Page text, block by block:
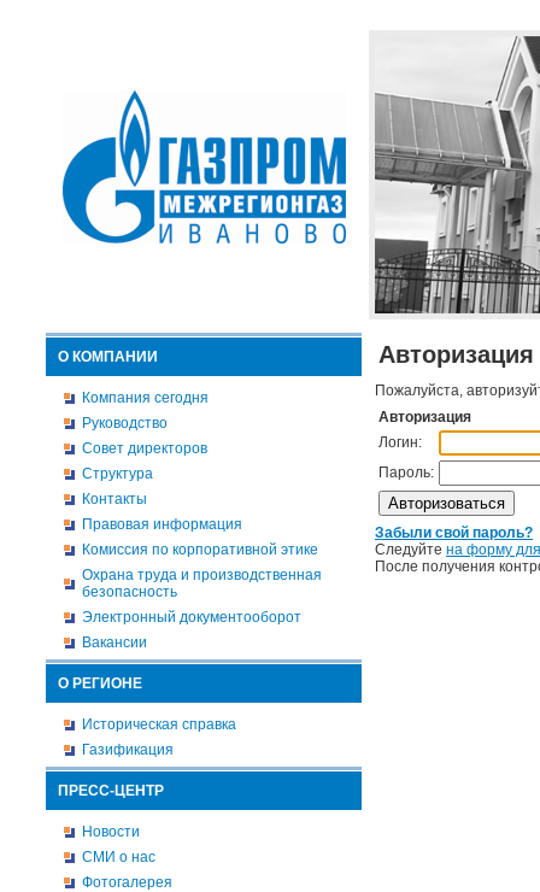
О КОМПАНИИ
Компания сегодня
Руководство
Совет директоров
Структура
Контакты
Правовая информация
Комиссия по корпоративной этике
Охрана труда и производственная
безопасность
Электронный документооборот
Вакансии
О РЕГИОНЕ
Историческая справка
Газификация
ПРЕСС-ЦЕНТР
Новости
СМИ о нас
Фотогалерея
Авторизация
Пожалуйста,
Авторизация
Логин:
Пароль:
Забыли свой пароль?
Следуйте на форму
После получения